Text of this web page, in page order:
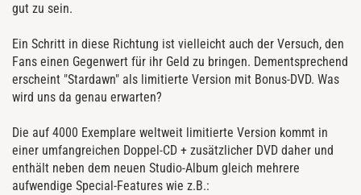
gut zu sein.
Ein Schritt in diese Richtung ist vielleicht auch der Versuch, den
Fans einen Gegenwert für ihr Geld zu bringen. Dementsprechend
erscheint "Stardawn" als limitierte Version mit Bonus-DVD. Was
wird uns da genau erwarten?
Die auf 4000 Exemplare weltweit limitierte Version kommt in
einer umfangreichen Doppel-CD + zusätzlicher DVD daher und
enthält neben dem neuen Studio-Album gleich mehrere
aufwendige Special-Features wie z.B.: